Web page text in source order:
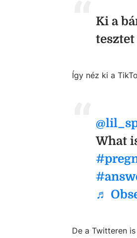
Ki a
tesztet
Így néz ki a
What
♬
De a Twitteren